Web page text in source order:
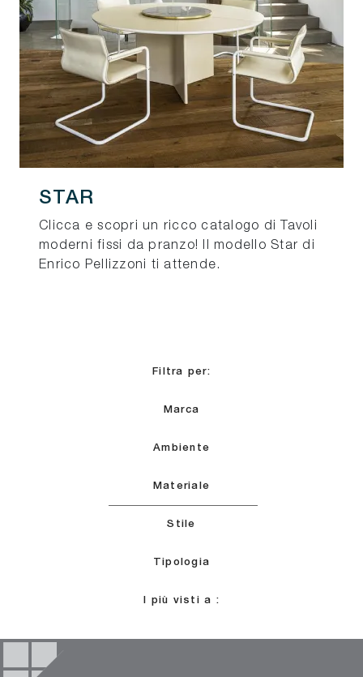
STAR
Clicca e scopri un ricco catalogo di Tavoli
moderni fissi da pranzo! Il modello Star di
Enrico Pellizzoni ti attende.
Filtra per:
Marca
Ambiente
Materiale
Stile
Tipologia
I più visti a :